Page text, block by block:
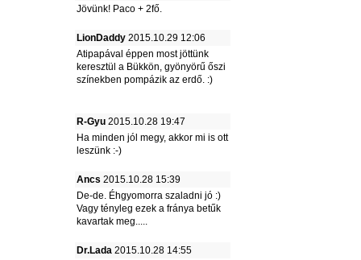
Jövünk! Paco + 2fő.
LionDaddy 2015.10.29 12:06
Atipapával éppen most jöttünk
keresztül a Bükkön, gyönyörű őszi
színekben pompázik az erdő. :)
R-Gyu 2015.10.28 19:47
Ha minden jól megy, akkor mi is ott
leszünk :-)
Ancs 2015.10.28 15:39
De-de. Éhgyomorra szaladni jó :)
Vagy tényleg ezek a fránya betűk
kavartak meg.....
Dr.Lada 2015.10.28 14:55